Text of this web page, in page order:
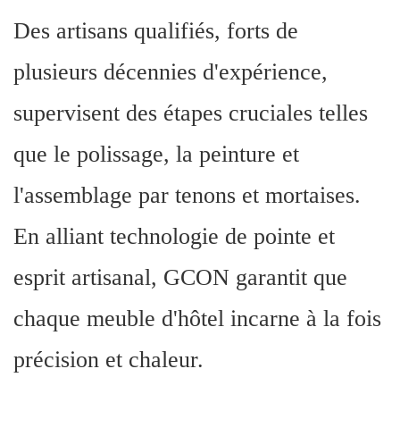
Des artisans qualifiés, forts de
plusieurs décennies d'expérience,
supervisent des étapes cruciales telles
que le polissage, la peinture et
l'assemblage par tenons et mortaises.
En alliant technologie de pointe et
esprit artisanal, GCON garantit que
chaque meuble d'hôtel incarne à la fois
précision et chaleur.